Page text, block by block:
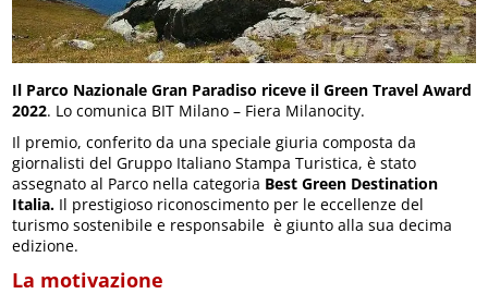
Il Parco Nazionale Gran Paradiso riceve il Green Travel Award
2022. Lo comunica BIT Milano – Fiera Milanocity.
Il premio, conferito da una speciale giuria composta da
giornalisti del Gruppo Italiano Stampa Turistica, è stato
assegnato al Parco nella categoria Best Green Destination
Italia. Il prestigioso riconoscimento per le eccellenze del
turismo sostenibile e responsabile è giunto alla sua decima
edizione.
La motivazione